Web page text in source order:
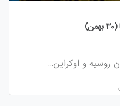
روسیه و اوکراین…